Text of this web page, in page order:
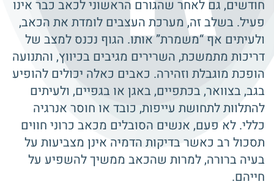
חודשים, גם לאחר שהגורם הראשוני לכאב כבר אינו
פעיל. בשלב זה, מערכת העצבים לומדת את הכאב,
ולעיתים אף “משמרת” אותו. הגוף נכנס למצב של
דריכות מתמשכת, השרירים מגיבים בכיווץ, והתנועה
הופכת מוגבלת וזהירה. כאבים כאלה יכולים להופיע
בגב, בצוואר, בכתפיים, באגן או בגפיים, ולעיתים
להתלוות לתחושת עייפות, כובד או חוסר אנרגיה
כללי. לא פעם, אנשים הסובלים מכאב כרוני חווים
תסכול רב כאשר בדיקות הדמיה אינן מצביעות על
בעיה ברורה, למרות שהכאב ממשיך להשפיע על
חייהם.